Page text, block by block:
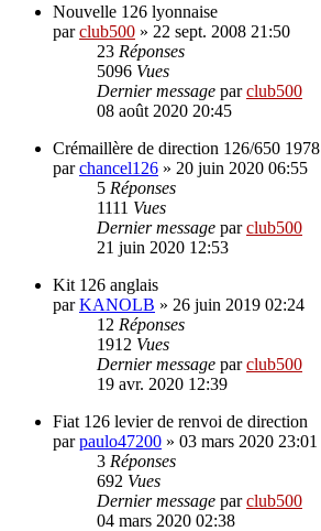
Nouvelle 126 lyonnaise
parclub500 » 22 sept. 2008 21:50
23 Réponses
5096 Vues
Dernier message parclub500
08 août 2020 20:45
Crémaillère de direction 126/650 1978
parchancel126 » 20 juin 2020 06:55
5 Réponses
1111 Vues
Dernier message parclub500
21 juin 2020 12:53
Kit 126 anglais
parKANOLB » 26 juin 2019 02:24
12 Réponses
1912 Vues
Dernier message parclub500
19 avr. 2020 12:39
Fiat 126 levier de renvoi de direction
parpaulo47200 » 03 mars 2020 23:01
3 Réponses
692 Vues
Dernier message parclub500
04 mars 2020 02:38